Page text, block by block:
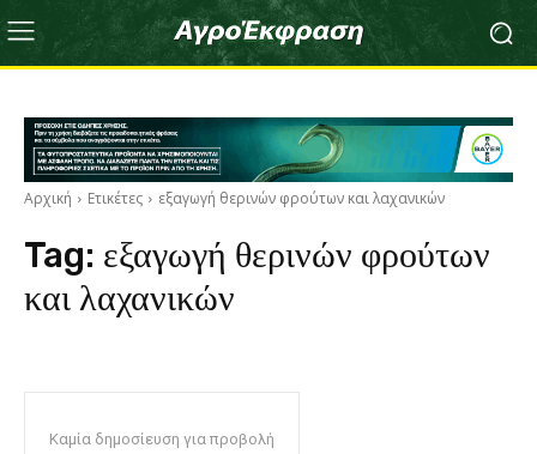
Αρχική Ετικέτες εξαγωγή θερινών φρούτων και λαχανικών
Tag: εξαγωγή θερινών φρούτων
και λαχανικών
Καμία δημοσίευση για προβολή